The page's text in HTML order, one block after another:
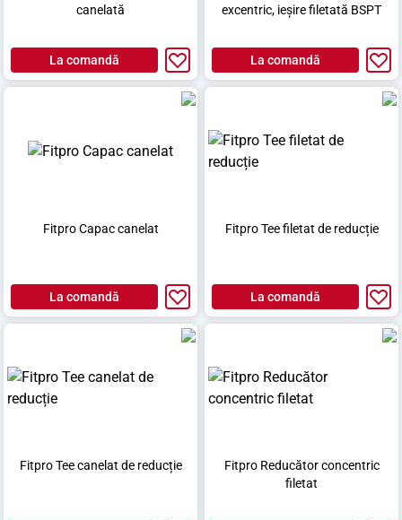
canelată
La comandă
excentric, ieșire filetată BSPT
La comandă
Fitpro Capac canelat
La comandă
Fitpro Tee filetat de reducție
La comandă
Fitpro Tee canelat de reducție
Fitpro Reducător concentric
filetat